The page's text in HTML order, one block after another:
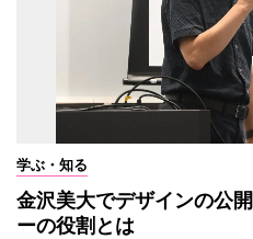
学ぶ・知る
金沢美大でデザインの公
ーの役割とは